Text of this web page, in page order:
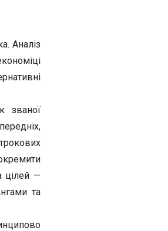
Аналіз
званої
цілей —
та